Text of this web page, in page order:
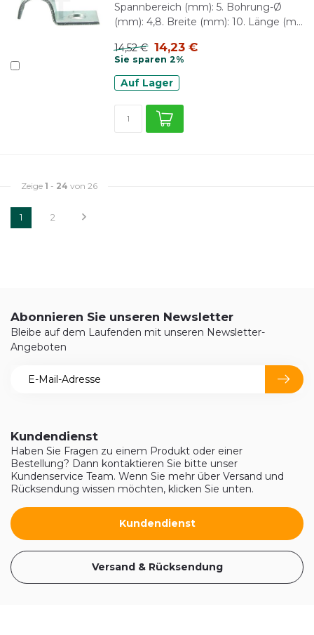
Spannbereich (mm): 5. Bohrung-Ø
(mm): 4,8. Breite (mm): 10. Länge (m...
14,52 € 14,23 €
Sie sparen 2%
Auf Lager
Zeige 1 - 24 von 26
1 2
Kundendienst
Haben Sie Fragen zu einem Produkt oder einer
Bestellung? Dann kontaktieren Sie bitte unser
Kundenservice Team. Wenn Sie mehr über Versand und
Rücksendung wissen möchten, klicken Sie unten.
Kundendienst
Versand & Rücksendung
Abonnieren Sie unseren Newsletter
Bleibe auf dem Laufenden mit unseren Newsletter-
Angeboten